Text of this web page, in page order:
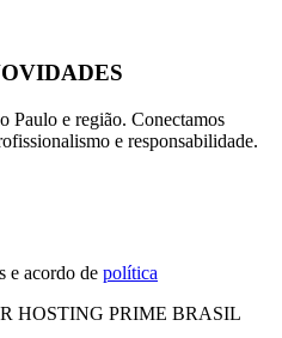
Paulo e região. Conectamos
e responsabilidade.
e acordo de política
HOSTING PRIME BRASIL